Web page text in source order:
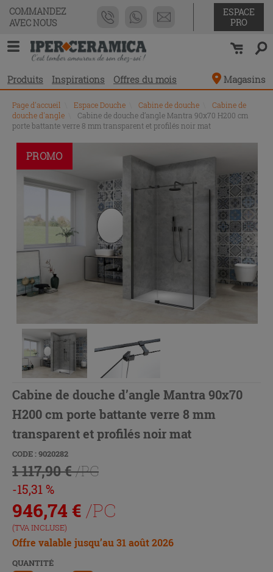
COMMANDEZ
AVEC NOUS
ESPACE
PRO
Produits Inspirations Offres du mois Magasins
Page d'accueil Espace Douche Cabine de douche
Cabine de
douche d'angle
Cabine de douche d’angle Mantra 90x70 H200 cm
porte battante verre 8 mm transparent et profilés noir mat
PROMO
Cabine de douche d’angle Mantra 90x70
H200 cm porte battante verre 8 mm
transparent et profilés noir mat
CODE : 9020282
1 117,90 €/PC
-15,31 %
946,74 € /PC
(TVA INCLUSE)
Offre valable jusqu’au 31 août 2026
QUANTITÉ